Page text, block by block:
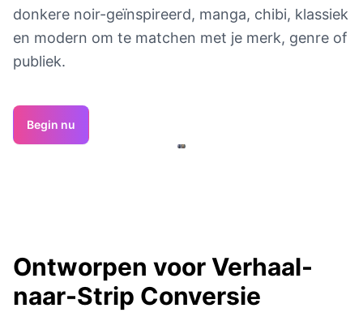
donkere noir-geïnspireerd, manga, chibi, klassiek
en modern om te matchen met je merk, genre of
publiek.
Begin nu
Ontworpen voor Verhaal-
naar-Strip Conversie